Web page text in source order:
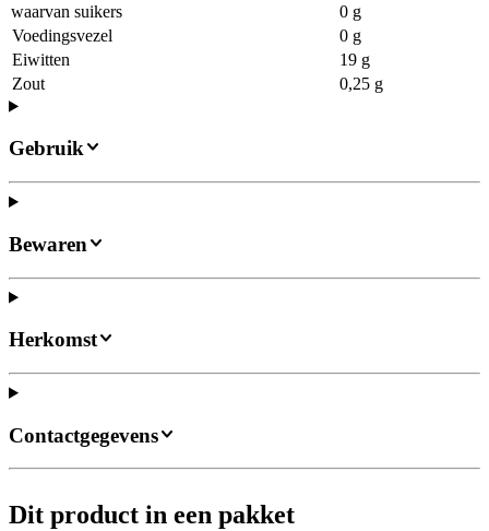
waarvan suikers
0 g
Voedingsvezel
0 g
Eiwitten
19 g
Zout
0,25 g
Gebruik
Bewaren
Herkomst
Contactgegevens
Dit product in een pakket